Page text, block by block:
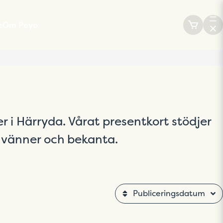
i Härryda. Vårat presentkort stödjer
och bekanta.
Publiceringsdatum